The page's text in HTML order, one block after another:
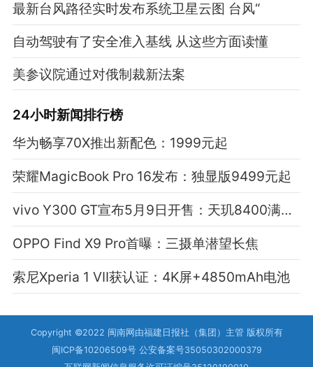
最新台风路径实时发布系统卫星云图 台风“
自动驾驶有了安全准入基线 从这些方面读懂
美参议院通过对俄制裁新法案
24小时新闻排行榜
华为畅享70X推出新配色：1999元起
荣耀MagicBook Pro 16发布：独显版9499元起
vivo Y300 GT宣布5月9日开售：天玑8400满血版芯
OPPO Find X9 Pro首曝：三摄单潜望长焦
索尼Xperia 1 VII获认证：4K屏+4850mAh电池
Copyright ©2022 闽南网由福建日报社（集团）主管 版权所有
闽ICP备10206509号 公安备案号35050302000379